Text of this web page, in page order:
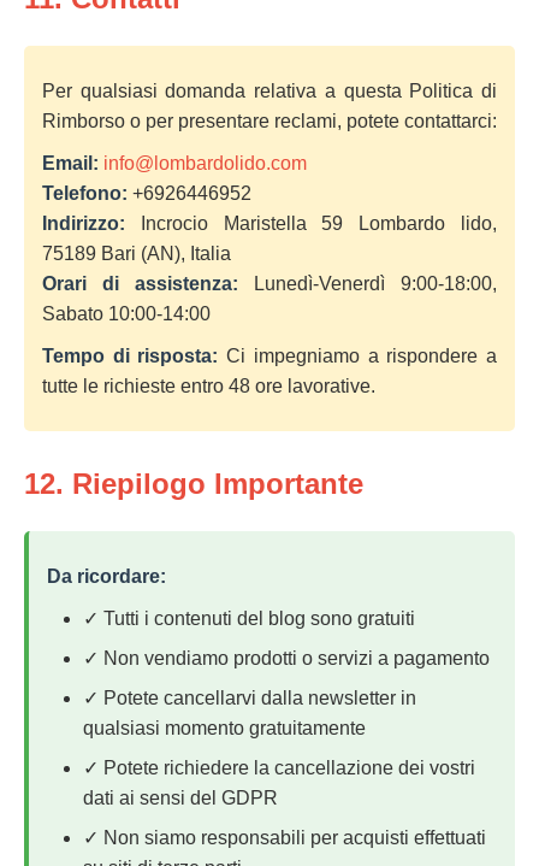
Per qualsiasi domanda relativa a questa Politica di
Rimborso o per presentare reclami, potete contattarci:
Email: info@lombardolido.com
Telefono: +6926446952
Indirizzo: Incrocio Maristella 59 Lombardo lido,
75189 Bari (AN), Italia
Orari di assistenza: Lunedì-Venerdì 9:00-18:00,
Sabato 10:00-14:00
Tempo di risposta: Ci impegniamo a rispondere a
tutte le richieste entro 48 ore lavorative.
12. Riepilogo Importante
Da ricordare:
✓ Tutti i contenuti del blog sono gratuiti
✓ Non vendiamo prodotti o servizi a pagamento
✓ Potete cancellarvi dalla newsletter in
qualsiasi momento gratuitamente
✓ Potete richiedere la cancellazione dei vostri
dati ai sensi del GDPR
✓ Non siamo responsabili per acquisti effettuati